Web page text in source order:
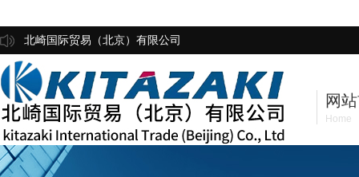
北崎国际贸易（北京）有限公司
网
Home